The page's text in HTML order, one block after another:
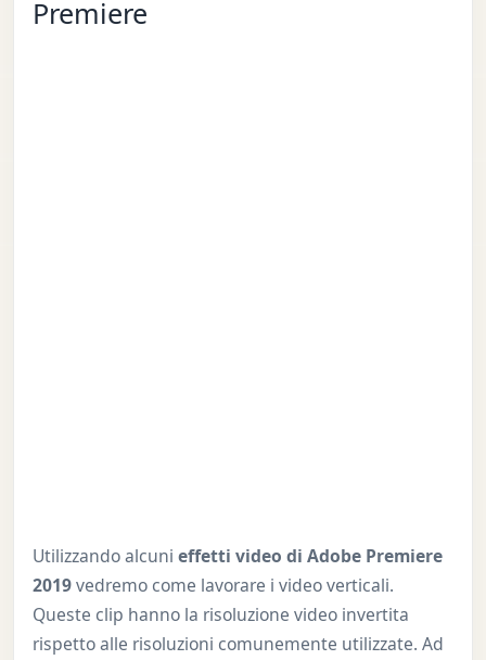
Premiere
Utilizzando alcuni effetti video di Adobe Premiere
2019vedremo come lavorare i video verticali.
Queste clip hanno la risoluzione video invertita
rispetto alle risoluzioni comunemente utilizzate. Ad